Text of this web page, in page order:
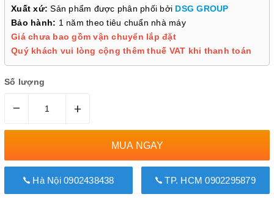
Xuất xứ: Sản phẩm được phân phối bởi DSG GROUP
Bảo hành: 1 năm theo tiêu chuẩn nhà máy
Giá chưa bao gồm vận chuyển lắp đặt
Quý khách vui lòng cộng thêm thuế VAT khi thanh toán
Số lượng
– +
MUA NGAY
Hà Nội 0902438438 TP. HCM 0902295879